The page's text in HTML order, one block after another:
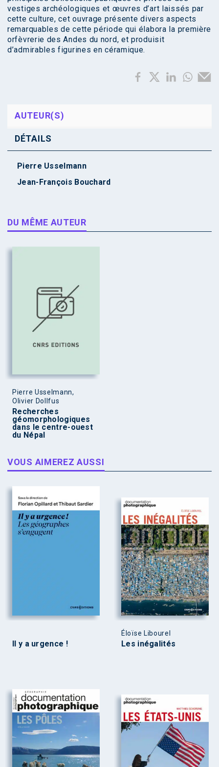
vestiges archéologiques et œuvres d’art laissés par
cette culture, cet ouvrage présente divers aspects
remarquables de cette période qui élabora la première
orfèvrerie des Andes du nord, et produisit
d’admirables figurines en céramique.
AUTEUR(S)
DÉTAILS
Pierre Usselmann
Jean-François Bouchard
DU MÊME AUTEUR
Pierre Usselmann,
Olivier Dollfus
Recherches
géomorphologiques
dans le centre-ouest
du Népal
VOUS AIMEREZ AUSSI
Il y a urgence !
Éloïse Libourel
Les inégalités